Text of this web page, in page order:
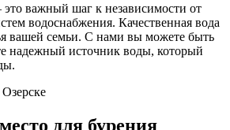
важный шаг к независимости от
водоснабжения. Качественная вода
вашей семьи. С нами вы можете быть
надежный источник воды, который
для бурения